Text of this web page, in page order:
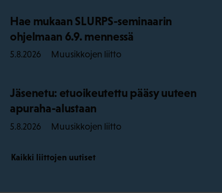
Hae mukaan SLURPS-seminaarin
ohjelmaan 6.9. mennessä
5.8.2026 Muusikkojen liitto
Jäsenetu: etuoikeutettu pääsy uuteen
apuraha-alustaan
5.8.2026 Muusikkojen liitto
Kaikki liittojen uutiset